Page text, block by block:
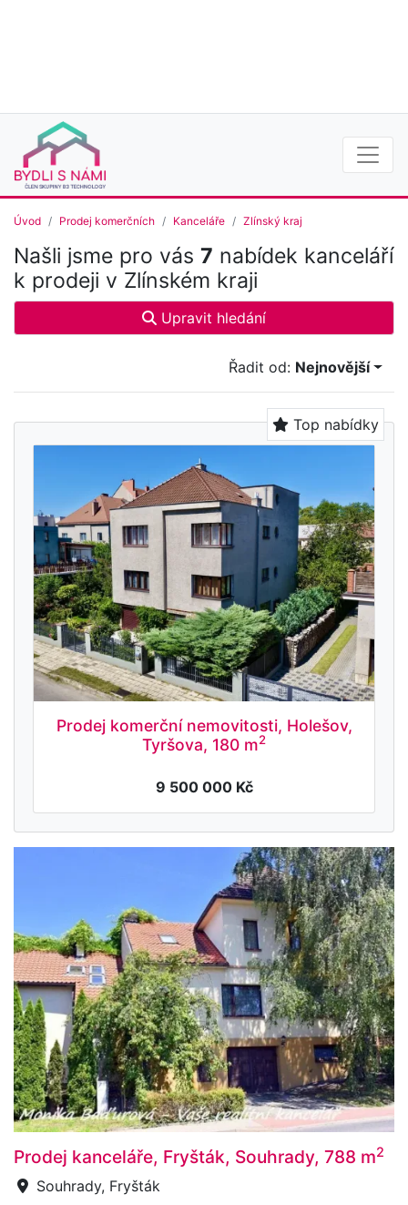
Úvod Prodej komerčních Kanceláře Zlínský kraj
Našli jsme pro vás 7 nabídek kanceláří
k prodeji v Zlínském kraji
Upravit hledání
Řadit od: Nejnovější
Top nabídky
Prodej komerční nemovitosti, Holešov,
Tyršova, 180 m2
9 500 000 Kč
Prodej kanceláře, Fryšták, Souhrady, 788 m2
Souhrady, Fryšták